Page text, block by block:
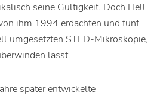
seine Gültigkeit. Doch Hell
ihm 1994 erdachten und fünf
umgesetzten STED-Mikroskopie,
lässt.
später entwickelte